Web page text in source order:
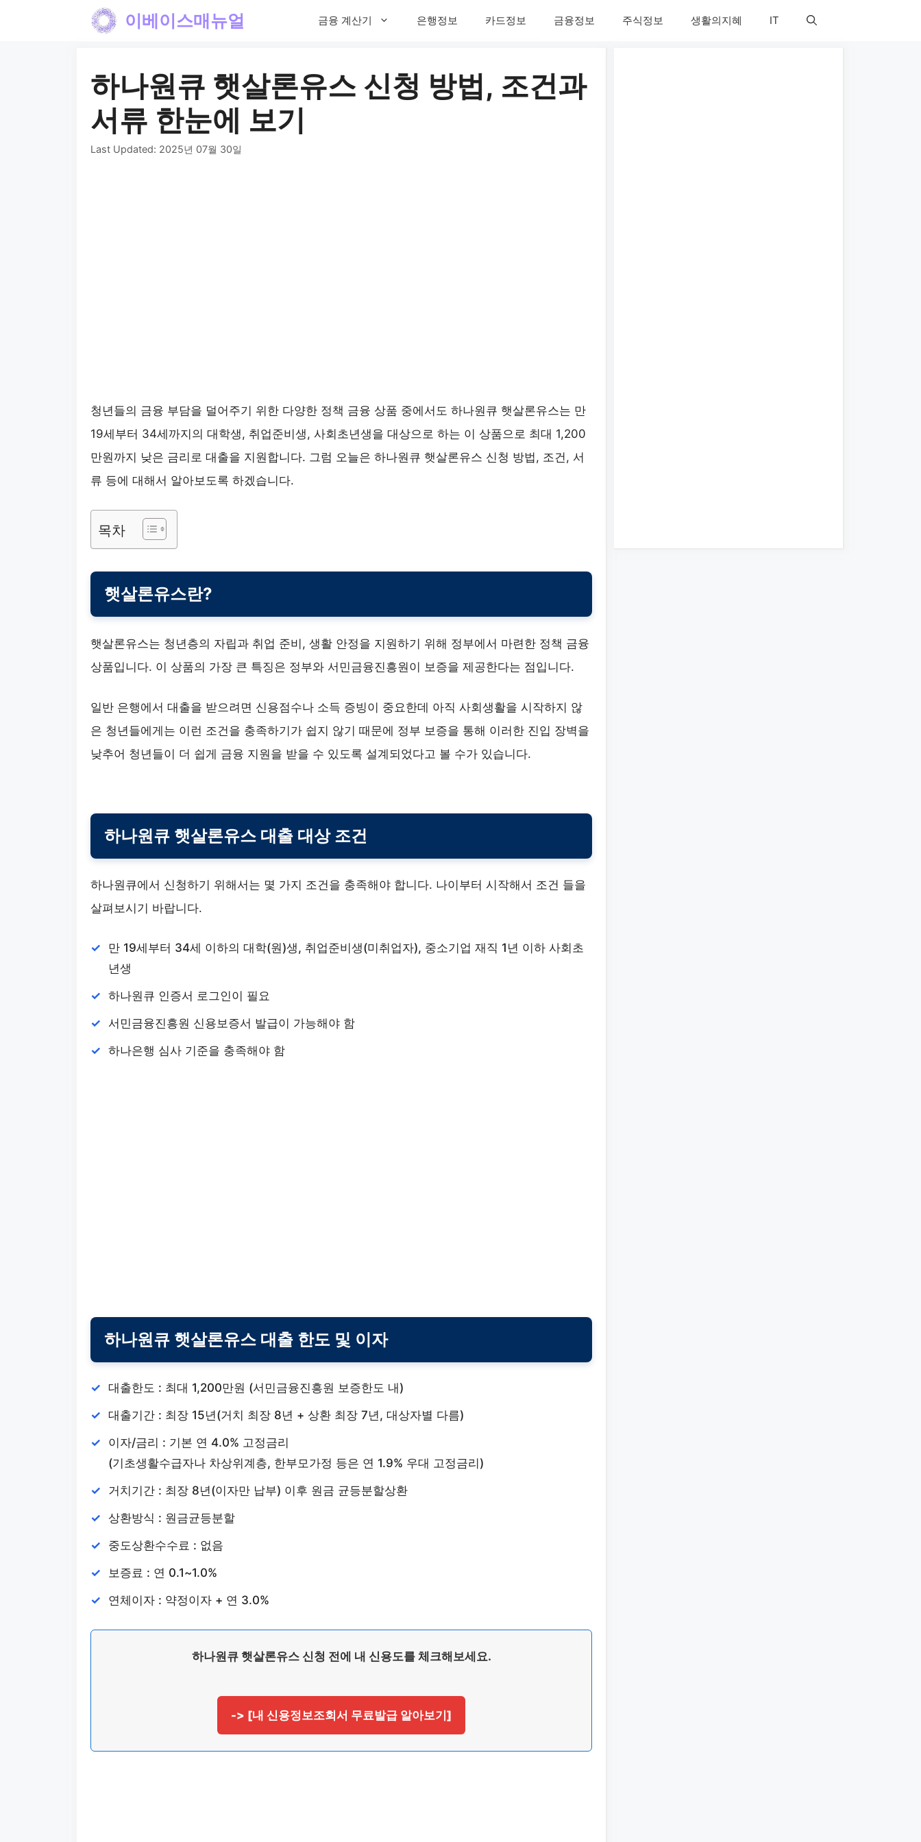
이베이스매뉴얼 금융 계산기 은행정보 카드정보 금융정보 주식정보 생활의지혜 IT
하나원큐 햇살론유스 신청 방법, 조건과
서류 한눈에 보기
Last Updated: 2025년 07월 30일
청년들의 금융 부담을 덜어주기 위한 다양한 정책 금융 상품 중에서도 하나원큐 햇살론유스는 만
19세부터 34세까지의 대학생, 취업준비생, 사회초년생을 대상으로 하는 이 상품으로 최대 1,200
만원까지 낮은 금리로 대출을 지원합니다. 그럼 오늘은 하나원큐 햇살론유스 신청 방법, 조건, 서
류 등에 대해서 알아보도록 하겠습니다.
목차
햇살론유스란?
햇살론유스는 청년층의 자립과 취업 준비, 생활 안정을 지원하기 위해 정부에서 마련한 정책 금융
상품입니다. 이 상품의 가장 큰 특징은 정부와 서민금융진흥원이 보증을 제공한다는 점입니다.
일반 은행에서 대출을 받으려면 신용점수나 소득 증빙이 중요한데 아직 사회생활을 시작하지 않
은 청년들에게는 이런 조건을 충족하기가 쉽지 않기 때문에 정부 보증을 통해 이러한 진입 장벽을
낮추어 청년들이 더 쉽게 금융 지원을 받을 수 있도록 설계되었다고 볼 수가 있습니다.
하나원큐 햇살론유스 대출 대상 조건
하나원큐에서 신청하기 위해서는 몇 가지 조건을 충족해야 합니다. 나이부터 시작해서 조건 들을
살펴보시기 바랍니다.
만 19세부터 34세 이하의 대학(원)생, 취업준비생(미취업자), 중소기업 재직 1년 이하 사회초
년생
하나원큐 인증서 로그인이 필요
서민금융진흥원 신용보증서 발급이 가능해야 함
하나은행 심사 기준을 충족해야 함
하나원큐 햇살론유스 대출 한도 및 이자
대출한도 : 최대 1,200만원 (서민금융진흥원 보증한도 내)
대출기간 : 최장 15년(거치 최장 8년 + 상환 최장 7년, 대상자별 다름)
이자/금리 : 기본 연 4.0% 고정금리
(기초생활수급자나 차상위계층, 한부모가정 등은 연 1.9% 우대 고정금리)
거치기간 : 최장 8년(이자만 납부) 이후 원금 균등분할상환
상환방식 : 원금균등분할
중도상환수수료 : 없음
보증료 : 연 0.1~1.0%
연체이자 : 약정이자 + 연 3.0%
하나원큐 햇살론유스 신청 전에 내 신용도를 체크해보세요.
-> [내 신용정보조회서 무료발급 알아보기]